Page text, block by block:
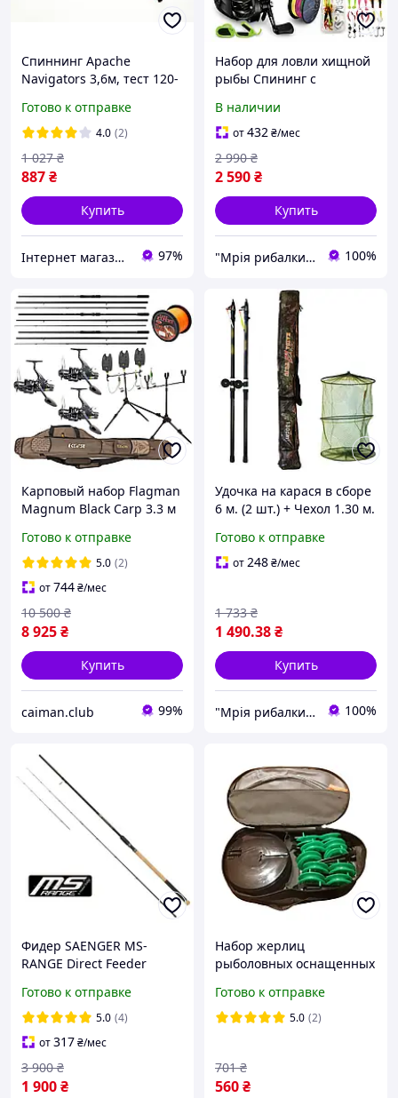
Спиннинг Apache
Navigators 3,6м, тест 120-
Готово к отправке
4.0 (2)
887₴
1 027 ₴
Купить
Інтернет магазин товарів для риболовлі Fishermen 97%
Набор для ловли хищной
рыбы Спининг с
катушкой
В наличии
от432₴/мес
2 590₴
2 990 ₴
Купить
"Мрія рибалки" Магазин рибальських снастей 100%
Карповый набор Flagman
Magnum Black Carp 3.3 м
катушками, род подом,
сигнализаторами и
чехлом + 1000 м лески
Готово к отправке
5.0 (2)
от744₴/мес
8 925₴
10 500 ₴
Купить
caiman.club 99%
Удочка на карася в сборе
6 м. (2 шт.) + Чехол 1.30 м.
Готово к отправке
от248₴/мес
1 490.38₴
1 733 ₴
Купить
"Мрія рибалки" Магазин рибальських снастей 100%
Фидер SAENGER MS-
RANGE Direct Feeder
Фидерное удилище 4.20м
230гр
Готово к отправке
5.0 (4)
от317₴/мес
1 900₴
3 900 ₴
Набор жерлиц
рыболовных оснащенных
Готово к отправке
5.0 (2)
560₴
701 ₴